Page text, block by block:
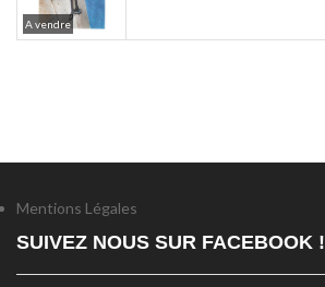
A vendre
Mentions Légales
SUIVEZ NOUS SUR FACEBOOK !